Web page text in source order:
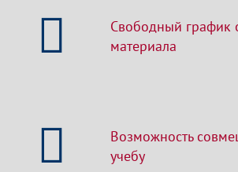
Свободный график
материала
Возможность
учебу